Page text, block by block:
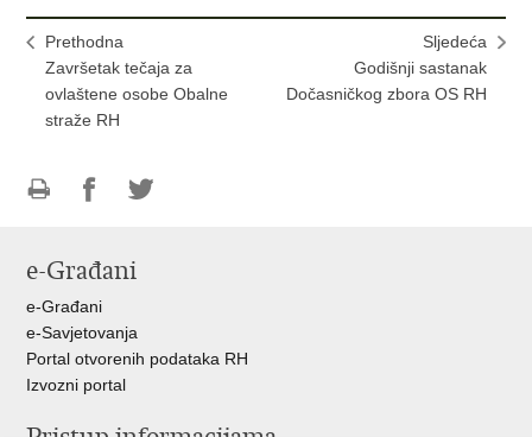
Prethodna
Završetak tečaja za
ovlaštene osobe Obalne
straže RH
Sljedeća
Godišnji sastanak
Dočasničkog zbora OS RH
FacebookuTwitteru
e-Građani
e-Građani
e-Savjetovanja
Portal otvorenih podataka RH
Izvozni portal